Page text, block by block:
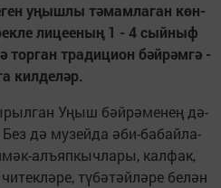
уңыш­лы тә­мам­ла­ган көн­
ли­це­е­ның 1 - 4 сый­ныф
әтор­ган тра­ди­ци­он бәй­рәм­гә -
кил­де­ләр.
Уңыш бәй­рә­ме­нең дә­
дә му­зей­да әби-ба­бай­ла­
алъ­яп­кыч­ла­ры, кал­фак,
тү­бә­тәй­лә­ре бе­лән